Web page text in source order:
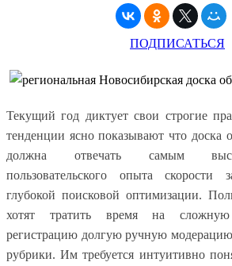
ПОДПИСАТЬСЯ
Текущий год диктует свои строгие
тенденции ясно показывают что доска
должна отвечать самым
пользовательского опыта скорости
глубокой поисковой оптимизации.
хотят тратить время на сложную
регистрацию долгую ручную
рубрики. Им требуется интуитивно